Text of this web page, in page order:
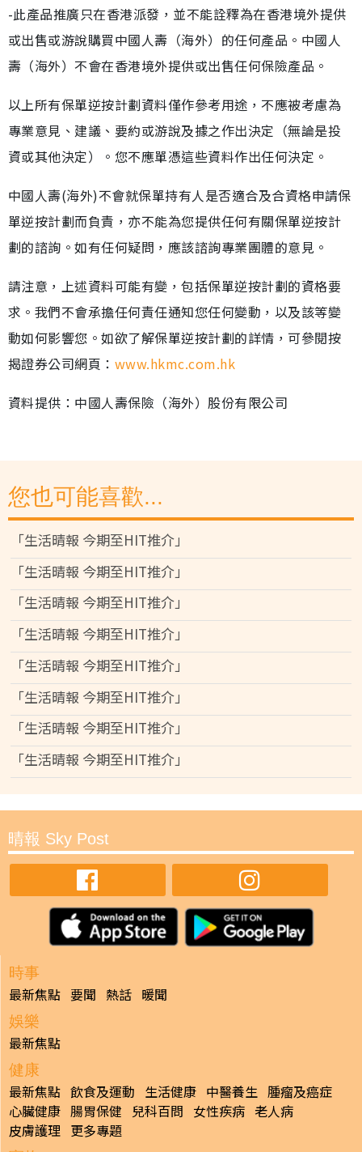
-此產品推廣只在香港派發，並不能詮釋為在香港境外提供
或出售或游說購買中國人壽（海外）的任何產品。中國人
壽（海外）不會在香港境外提供或出售任何保險產品。
以上所有保單逆按計劃資料僅作參考用途，不應被考慮為
專業意見、建議、要約或游說及據之作出決定（無論是投
資或其他決定）。您不應單憑這些資料作出任何決定。
中國人壽(海外)不會就保單持有人是否適合及合資格申請保
單逆按計劃而負責，亦不能為您提供任何有關保單逆按計
劃的諮詢。如有任何疑問，應該諮詢專業團體的意見。
請注意，上述資料可能有變，包括保單逆按計劃的資格要
求。我們不會承擔任何責任通知您任何變動，以及該等變
動如何影響您。如欲了解保單逆按計劃的詳情，可參閱按
揭證券公司網頁： www.hkmc.com.hk
資料提供：中國人壽保險（海外）股份有限公司
您也可能喜歡...
「生活晴報 今期至HIT推介」
「生活晴報 今期至HIT推介」
「生活晴報 今期至HIT推介」
「生活晴報 今期至HIT推介」
「生活晴報 今期至HIT推介」
「生活晴報 今期至HIT推介」
「生活晴報 今期至HIT推介」
「生活晴報 今期至HIT推介」
晴報 Sky Post
時事
最新焦點 要聞 熱話 暖聞
娛樂
最新焦點
健康
最新焦點 飲食及運動 生活健康 中醫養生 腫瘤及癌症
心臟健康 腸胃保健 兒科百問 女性疾病 老人病
皮膚護理 更多專題